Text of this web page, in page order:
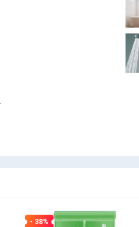
- 38%